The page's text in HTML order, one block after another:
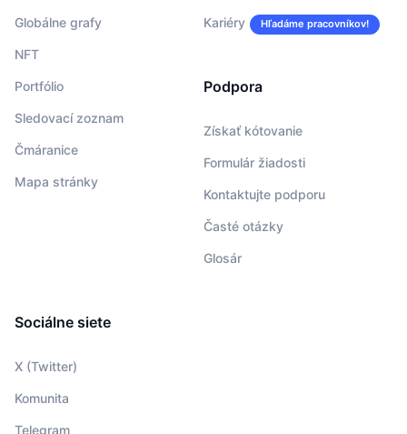
Globálne grafy
NFT
Portfólio
Sledovací zoznam
Čmáranice
Mapa stránky
Kariéry Hľadáme pracovníkov!
Podpora
Získať kótovanie
Formulár žiadosti
Kontaktujte podporu
Časté otázky
Glosár
Sociálne siete
X (Twitter)
Komunita
Telegram